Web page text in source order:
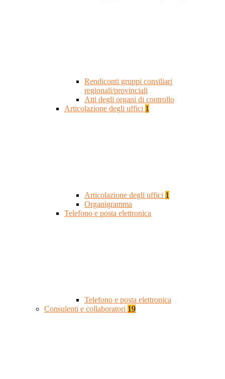
Rendiconti gruppi consiliari
regionali/provinciali
Atti degli organi di controllo
Articolazione degli uffici 1
Articolazione degli uffici 1
Organigramma
Telefono e posta elettronica
Telefono e posta elettronica
Consulenti e collaboratori 19